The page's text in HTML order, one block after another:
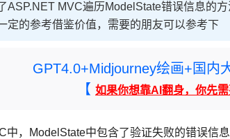
ASP.NET MVC遍历ModelState错误信息的
定的参考借鉴价值，需要的朋友可以参考下
GPT4.0+Midjourney绘画+国内
【 如果你想靠AI翻身，你先需
中，ModelState中包含了验证失败的错误信